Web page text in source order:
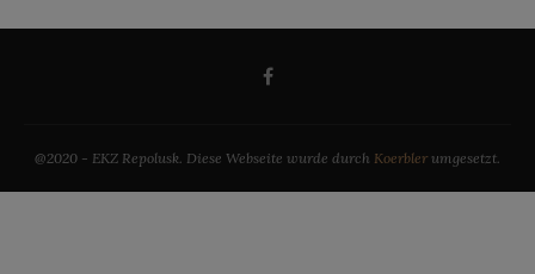
@2020 - EKZ Repolusk. Diese Webseite wurde durch Koerbler umgesetzt.